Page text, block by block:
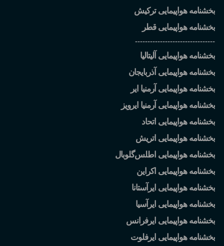
بخشنامه هواپیمایی ترکیش
بخشنامه هواپیمایی قطر
--------------------------------
بخشنامه هواپیمایی آلیتالیا
بخشنامه هواپیمایی آذربایجان
بخشنامه هواپیمایی آرمنیا ایر
بخشنامه هواپیمایی آرمنیا ایرویز
بخشنامه هواپیمایی اتحاد
بخشنامه هواپیمایی اتریش
بخشنامه هواپیمایی اطلسگلوبال
بخشنامه هواپیمایی اکراین
بخشنامه هواپیمایی ایرآستانا
بخشنامه هواپیمایی ایرآسیا
بخشنامه هواپیمایی ایرفرانس
بخشنامه هواپیمایی ایرفلوت